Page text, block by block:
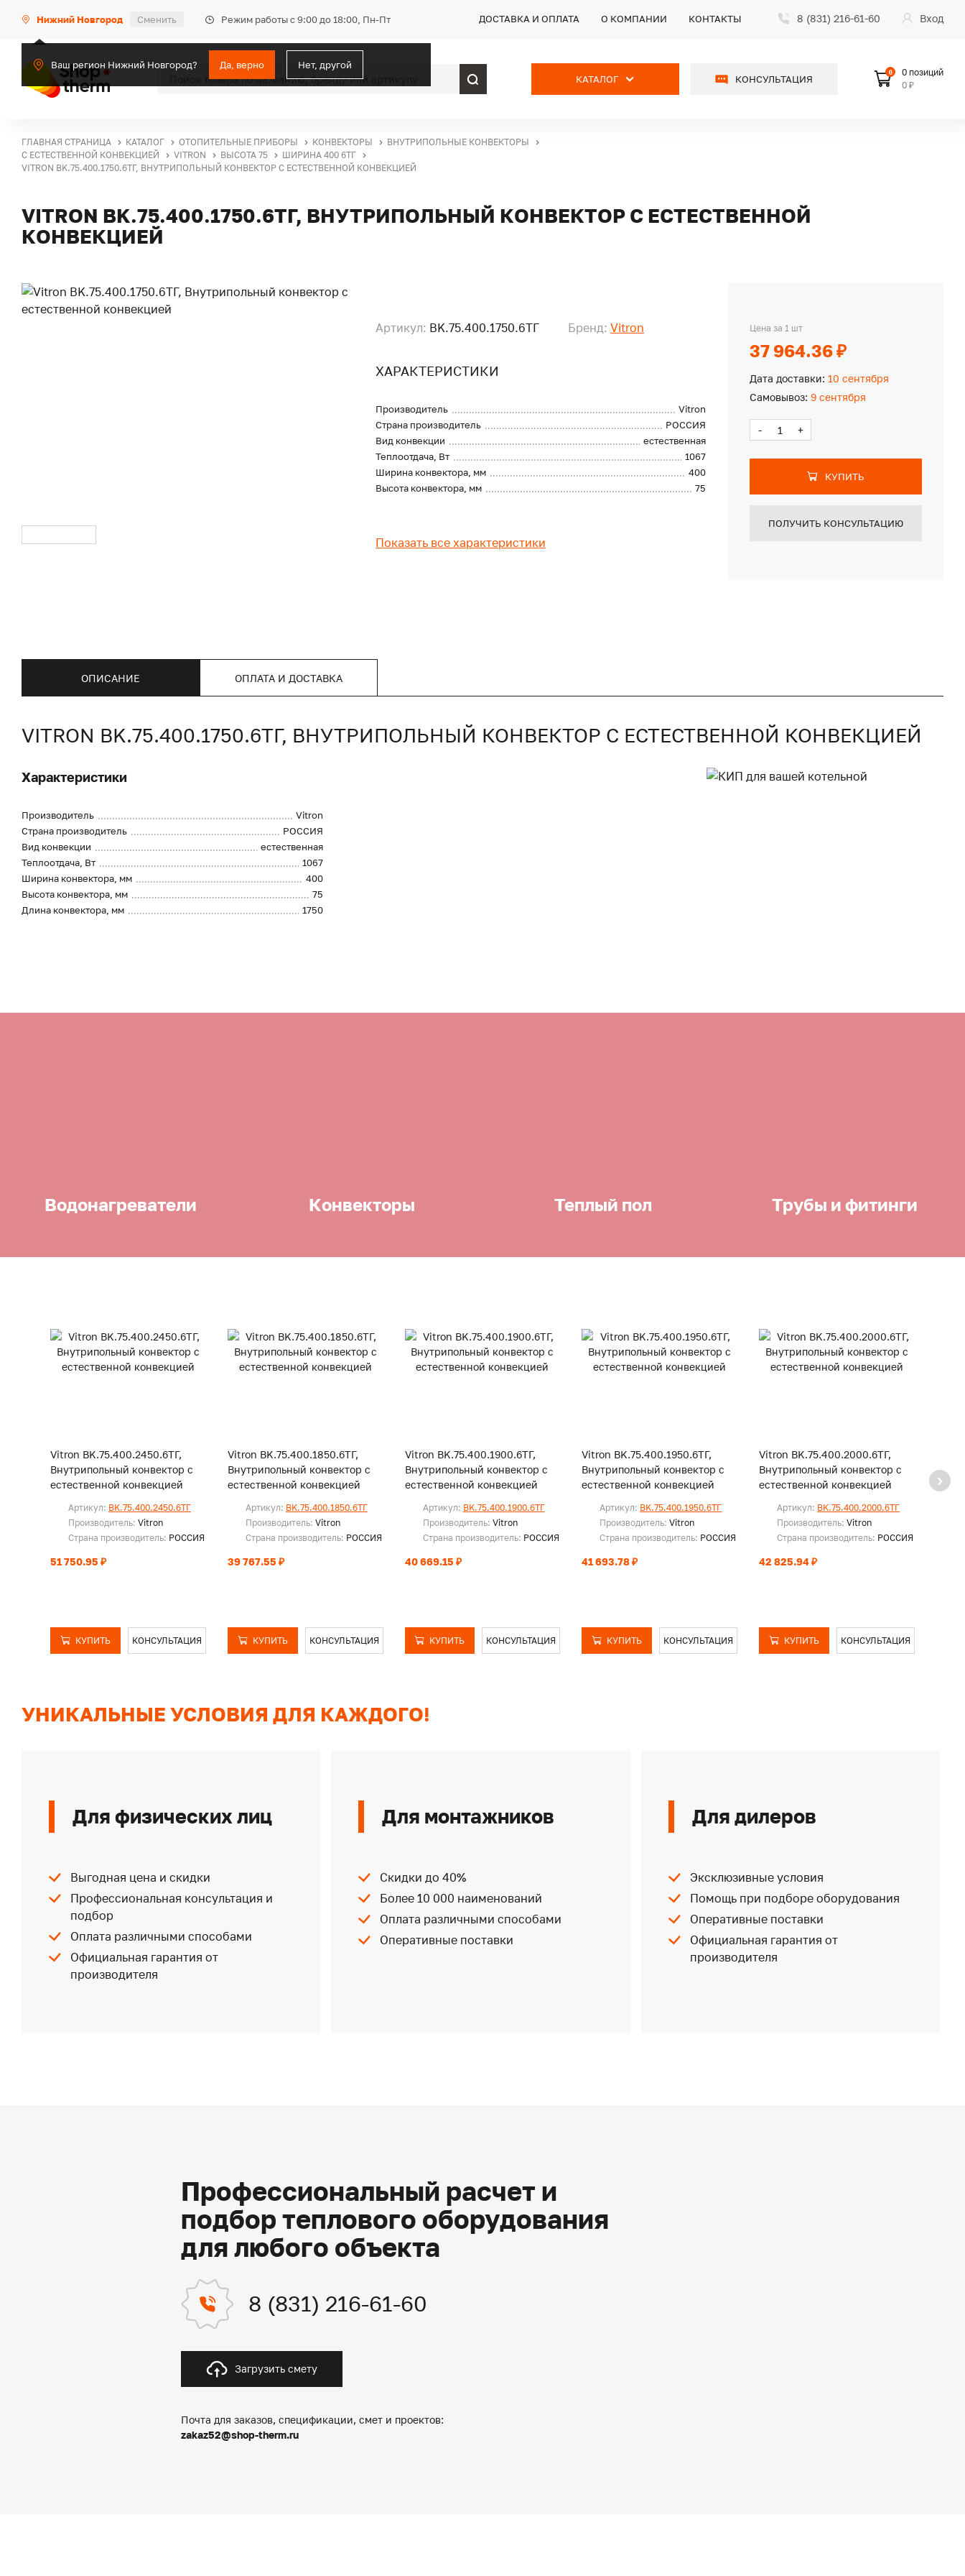
Нижний Новгород Сменить Режим работы с 9:00 до 18:00, Пн-Пт
Ваш регион Нижний Новгород? Да, верно Нет, другой
ДОСТАВКА И ОПЛАТА О КОМПАНИИ КОНТАКТЫ 8 (831) 216-61-60 Вход
КАТАЛОГ КОНСУЛЬТАЦИЯ
0
0 позиций
0 ₽
ГЛАВНАЯ СТРАНИЦА КАТАЛОГ ОТОПИТЕЛЬНЫЕ ПРИБОРЫ КОНВЕКТОРЫ
ВНУТРИПОЛЬНЫЕ КОНВЕКТОРЫ
С ЕСТЕСТВЕННОЙ КОНВЕКЦИЕЙ
VITRON ВЫСОТА 75
ШИРИНА 400 6ТГ
VITRON BK.75.400.1750.6ТГ, ВНУТРИПОЛЬНЫЙ КОНВЕКТОР С ЕСТЕСТВЕННОЙ КОНВЕКЦИЕЙ
VITRON BK.75.400.1750.6ТГ, ВНУТРИПОЛЬНЫЙ КОНВЕКТОР С ЕСТЕСТВЕННОЙ
КОНВЕКЦИЕЙ
Артикул: BK.75.400.1750.6ТГ Бренд: Vitron
ХАРАКТЕРИСТИКИ
Производитель
Vitron
Страна производитель
РОССИЯ
Вид конвекции
естественная
Теплоотдача, Вт
1067
Ширина конвектора, мм
400
Высота конвектора, мм
75
Показать все характеристики
Цена за 1 шт
37 964.36 ₽
Дата доставки: 10 сентября
Самовывоз: 9 сентября
- +
КУПИТЬ
ПОЛУЧИТЬ КОНСУЛЬТАЦИЮ
ОПИСАНИЕ ОПЛАТА И ДОСТАВКА
VITRON BK.75.400.1750.6ТГ, ВНУТРИПОЛЬНЫЙ КОНВЕКТОР С ЕСТЕСТВЕННОЙ КОНВЕКЦИЕЙ
Характеристики
Производитель
Vitron
Страна производитель
РОССИЯ
Вид конвекции
естественная
Теплоотдача, Вт
1067
Ширина конвектора, мм
400
Высота конвектора, мм
75
Длина конвектора, мм
1750
Водонагреватели Конвекторы Теплый пол Трубы и фитинги
Vitron BK.75.400.2450.6ТГ,
Внутрипольный конвектор с
естественной конвекцией
Артикул: BK.75.400.2450.6ТГ
Производитель: Vitron
Страна производитель: РОССИЯ
51 750.95 ₽
КУПИТЬ КОНСУЛЬТАЦИЯ
Vitron BK.75.400.1850.6ТГ,
Внутрипольный конвектор с
естественной конвекцией
Артикул: BK.75.400.1850.6ТГ
Производитель: Vitron
Страна производитель: РОССИЯ
39 767.55 ₽
КУПИТЬ КОНСУЛЬТАЦИЯ
Vitron BK.75.400.1900.6ТГ,
Внутрипольный конвектор с
естественной конвекцией
Артикул: BK.75.400.1900.6ТГ
Производитель: Vitron
Страна производитель: РОССИЯ
40 669.15 ₽
КУПИТЬ КОНСУЛЬТАЦИЯ
Vitron BK.75.400.1950.6ТГ,
Внутрипольный конвектор с
естественной конвекцией
Артикул: BK.75.400.1950.6ТГ
Производитель:Vitron
Страна производитель: РОССИЯ
41 693.78 ₽
КУПИТЬ КОНСУЛЬТАЦИЯ
Vitron BK.75.400.2000.6ТГ,
Внутрипольный конвектор с
естественной конвекцией
Артикул: BK.75.400.2000.6ТГ
Производитель:Vitron
Страна производитель: РОССИЯ
42 825.94 ₽
КУПИТЬ КОНСУЛЬТАЦИЯ
УНИКАЛЬНЫЕ УСЛОВИЯ ДЛЯ КАЖДОГО!
Для физических лиц
Выгодная цена и скидки
Профессиональная консультация и
подбор
Оплата различными способами
Официальная гарантия от
производителя
Для монтажников
Скидки до 40%
Более 10 000 наименований
Оплата различными способами
Оперативные поставки
Для дилеров
Эксклюзивные условия
Помощь при подборе оборудования
Оперативные поставки
Официальная гарантия от
производителя
Профессиональный расчет и
подбор теплового оборудования
для любого объекта
8 (831) 216-61-60
Загрузить смету
Почта для заказов, спецификации, смет и проектов:
zakaz52@shop-therm.ru